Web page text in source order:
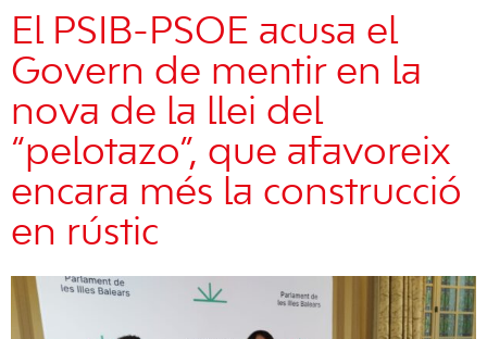
El PSIB-PSOE acusa el
Govern de mentir en la
nova de la llei del
“pelotazo”, que afavoreix
encara més la construcció
en rústic